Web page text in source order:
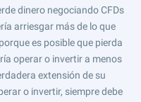
dinero negociando CFDs
arriesgar más de lo que
es posible que pierda
operar o invertir a menos
extensión de su
o invertir, siempre debe